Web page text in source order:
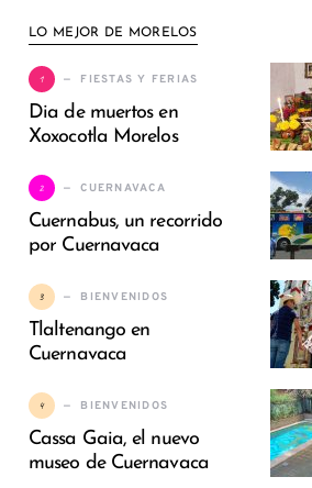
LO MEJOR DE MORELOS
1 FIESTAS Y FERIAS
Dia de muertos en
Xoxocotla Morelos
2 CUERNAVACA
Cuernabus, un recorrido
por Cuernavaca
3 BIENVENIDOS
Tlaltenango en
Cuernavaca
4 BIENVENIDOS
Cassa Gaia, el nuevo
museo de Cuernavaca